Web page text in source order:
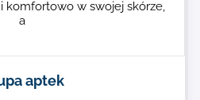
komfortowo w swojej skórze,
a
aptek